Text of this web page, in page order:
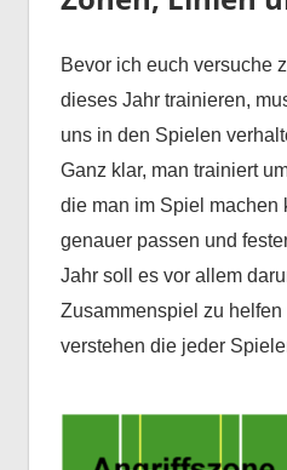
Bevor ich euch versuche
dieses Jahr trainieren,
uns in den Spielen
Ganz klar, man trainiert
die man im Spiel machen
genauer passen und
Jahr soll es vor allem
Zusammenspiel zu helfen
verstehen die jeder